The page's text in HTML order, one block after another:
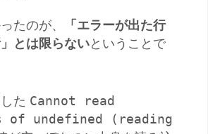
たのが、
「エラーが出た行
とは限らないということで
た Cannot read
of undefined (reading